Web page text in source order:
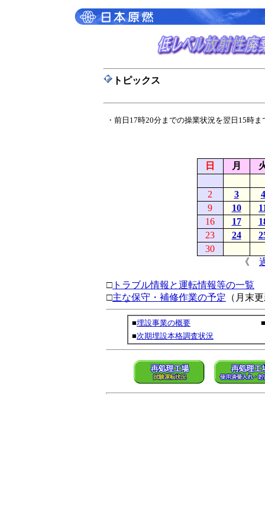
トピックス
・前日17時20分までの操業状況を翌日15時
日 月
2 3
4
9
10
16
17
23
24
30
《
□ トラブル情報と運転情報等の一覧
□主な保守・補修作業の予定 （月末
■埋設事業の概要
■
■次期埋設本格調査状況